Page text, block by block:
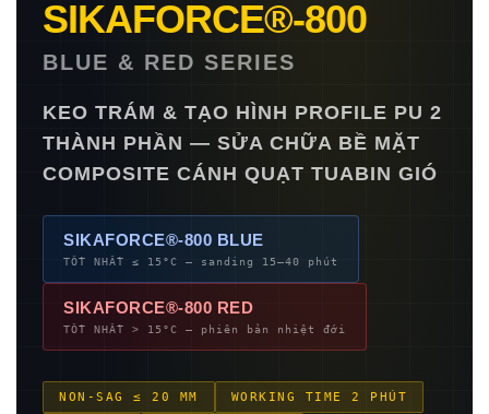
SIKAFORCE®-800
BLUE & RED SERIES
KEO TRÁM & TẠO HÌNH PROFILE PU 2
THÀNH PHẦN — SỬA CHỮA BỀ MẶT
COMPOSITE CÁNH QUẠT TUABIN GIÓ
SIKAFORCE®-800 BLUE
TỐT NHẤT ≤ 15°C — sanding 15–40 phút
SIKAFORCE®-800 RED
TỐT NHẤT > 15°C — phiên bản nhiệt đới
NON-SAG ≤ 20 MM WORKING TIME 2 PHÚT